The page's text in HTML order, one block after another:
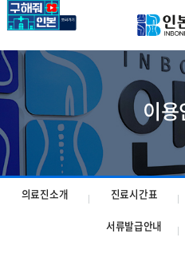
이
의료진소개 진료시간표
서류발급안내